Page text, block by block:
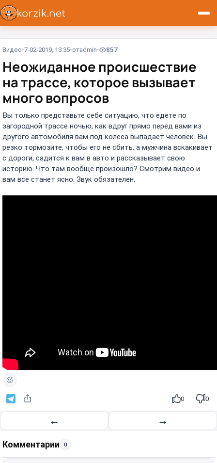
Видео 7-02-2019, 13:35 отadmin 857
Неожиданное происшествие
на трассе, которое вызывает
много вопросов
Вы только представьте себе ситуацию, что едете по
загородной трассе ночью, как вдруг прямо перед вами из
другого автомобиля вам под колеса выпадает человек. Вы
резко тормозите, чтобы его не сбить, а мужчина вскакивает
с дороги, садится к вам в авто и рассказывает свою
историю. Что там вообще произошло? Смотрим видео и
вам все станет ясно. Звук обязателен.
0 0
← →
Комментарии 0